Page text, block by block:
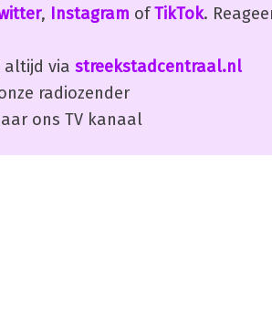
, Instagram ofTikTok.
altijd via streekstadcentraal.nl
radiozender
ons TV kanaal